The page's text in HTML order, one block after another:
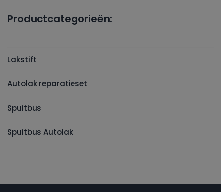
Productcategorieën:
Lakstift
Autolak reparatieset
Spuitbus
Spuitbus Autolak